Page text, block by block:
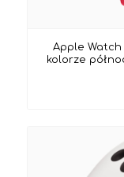
Apple
kolorze